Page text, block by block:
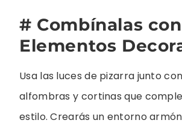
# Combínalas
Elementos
Usa las luces de pizarra junto
alfombras y cortinas que
estilo. Crearás un entorno